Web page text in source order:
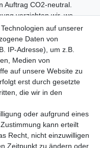
Auftrag CO2-neutral.
verzichten wir, wo
Kunststoffen und
auf unserer
Daten von
IP-Adresse), um z.B.
Medien von
auf unsere Website zu
erst durch gesetzte
die wir in den
oder aufgrund eines
kann erteilt
Recht, nicht einzuwilligen
Zeitpunkt zu ändern oder